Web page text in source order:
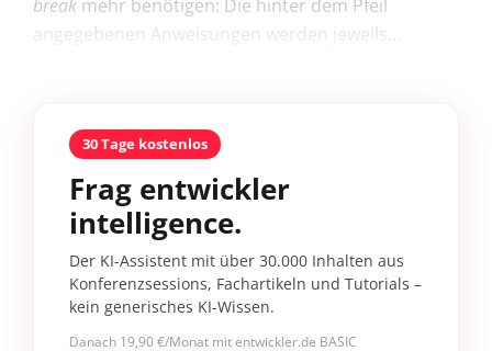
break mehr benötigen: Die hinter dem Pfeil
angegebenen Anweisungen werden jeweils...
30 Tage kostenlos
Frag entwickler
intelligence.
Der KI-Assistent mit über 30.000 Inhalten aus
Konferenzsessions, Fachartikeln und Tutorials –
kein generisches KI-Wissen.
Danach 19,90 €/Monat mit entwickler.de BASIC